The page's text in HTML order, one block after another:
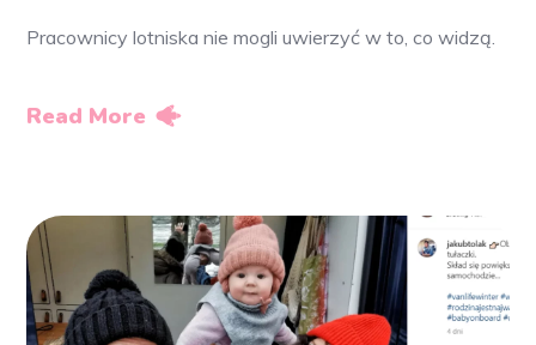
Pracownicy lotniska nie mogli uwierzyć w to, co widzą.
Read More